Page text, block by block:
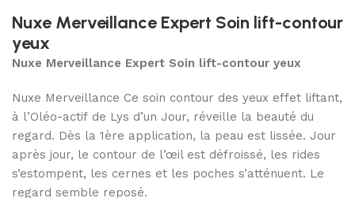
Nuxe Merveillance Expert Soin lift-contour
yeux
Nuxe Merveillance Expert Soin lift-contour yeux
Nuxe Merveillance Ce soin contour des yeux effet liftant,
à l’Oléo-actif de Lys d’un Jour, réveille la beauté du
regard. Dès la 1ère application, la peau est lissée. Jour
après jour, le contour de l’œil est défroissé, les rides
s’estompent, les cernes et les poches s’atténuent. Le
regard semble reposé.